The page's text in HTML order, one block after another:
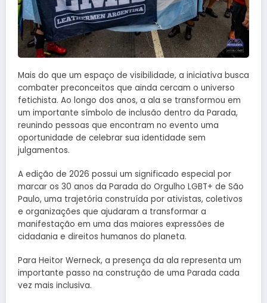
Mais do que um espaço de visibilidade, a iniciativa busca
combater preconceitos que ainda cercam o universo
fetichista. Ao longo dos anos, a ala se transformou em
um importante símbolo de inclusão dentro da Parada,
reunindo pessoas que encontram no evento uma
oportunidade de celebrar sua identidade sem
julgamentos.
A edição de 2026 possui um significado especial por
marcar os 30 anos da Parada do Orgulho LGBT+ de São
Paulo, uma trajetória construída por ativistas, coletivos
e organizações que ajudaram a transformar a
manifestação em uma das maiores expressões de
cidadania e direitos humanos do planeta.
Para Heitor Werneck, a presença da ala representa um
importante passo na construção de uma Parada cada
vez mais inclusiva.